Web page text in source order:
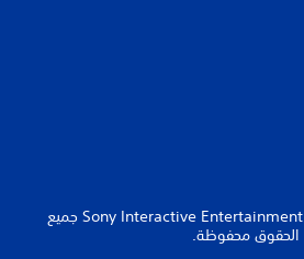
‏© 2026 Sony Interactive Entertainment Europe Ltd.‎ جميع
الحقوق محفوظة.